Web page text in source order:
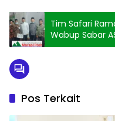
Tim Safari
Wabup Sabar
Kampung Kajai
Pos Terkait